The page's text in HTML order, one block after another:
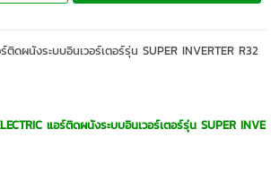
ติดผนังระบบอินเวอร์เตอร์รุ่น SUPER INVERTER R32
แอร์ติดผนังระบบอินเวอร์เตอร์รุ่น SUPER INVE